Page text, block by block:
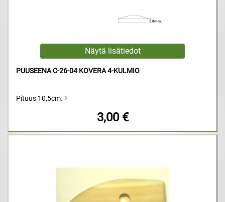
PUUSEENA C-26-04 KOVERA 4-KULMIO
Pituus 10,5cm.
3,00 €